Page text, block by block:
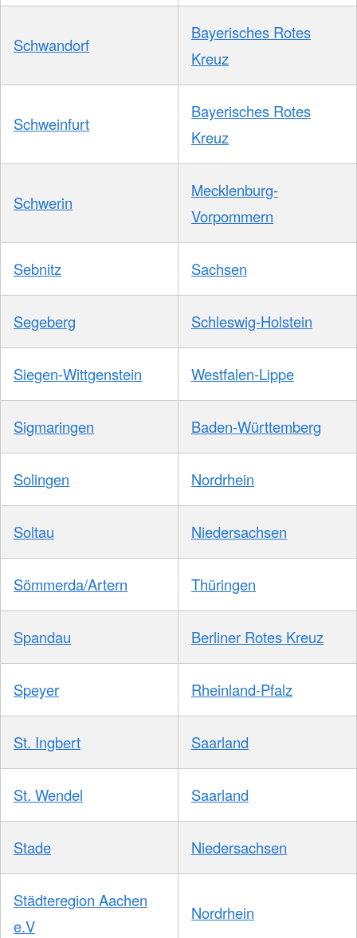
Schwandorf
Bayerisches Rotes
Kreuz
Schweinfurt
Bayerisches Rotes
Kreuz
Schwerin
Mecklenburg-
Vorpommern
Sebnitz Sachsen
Segeberg Schleswig-Holstein
Siegen-Wittgenstein Westfalen-Lippe
Sigmaringen Baden-Württemberg
Solingen Nordrhein
Soltau Niedersachsen
Sömmerda/Artern Thüringen
Spandau Berliner Rotes Kreuz
Speyer Rheinland-Pfalz
St. Ingbert Saarland
St. Wendel Saarland
Stade Niedersachsen
Städteregion Aachen
e.V
Nordrhein